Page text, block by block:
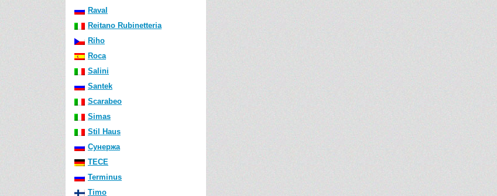
Raval
Reitano Rubinetteria
Riho
Roca
Salini
Santek
Scarabeo
Simas
Stil Haus
Сунержа
TECE
Terminus
Timo